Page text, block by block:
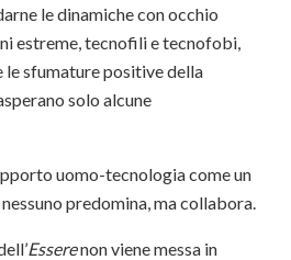
le dinamiche con occhio
estreme, tecnofili e tecnofobi,
sfumature positive della
solo alcune
uomo-tecnologia come un
predomina, ma collabora.
Esserenon viene messa in